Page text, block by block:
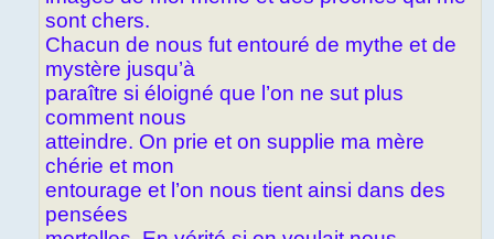
sont chers.
Chacun de nous fut entouré de mythe et de
mystère jusqu’à
paraître si éloigné que l’on ne sut plus
comment nous
atteindre. On prie et on supplie ma mère
chérie et mon
entourage et l’on nous tient ainsi dans des
pensées